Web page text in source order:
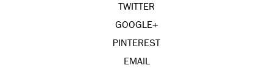
TWITTER
GOOGLE+
PINTEREST
EMAIL